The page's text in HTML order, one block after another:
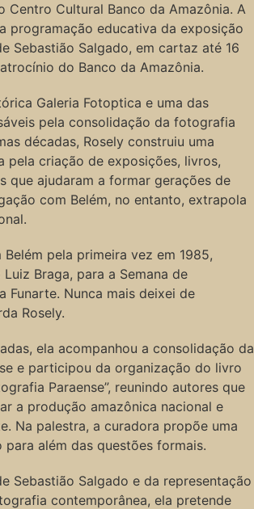
Centro Cultural Banco da Amazônia. A
programação educativa da exposição
Sebastião Salgado, em cartaz até 16
do Banco da Amazônia.
Galeria Fotoptica e uma das
pela consolidação da fotografia
décadas, Rosely construiu uma
pela criação de exposições, livros,
que ajudaram a formar gerações de
com Belém, no entanto, extrapola
Belém pela primeira vez em 1985,
Braga, para a Semana de
Funarte. Nunca mais deixei de
Rosely.
ela acompanhou a consolidação da
e participou da organização do livro
Paraense”, reunindo autores que
a produção amazônica nacional e
Na palestra, a curadora propõe uma
além das questões formais.
Sebastião Salgado e da representação
contemporânea, ela pretende